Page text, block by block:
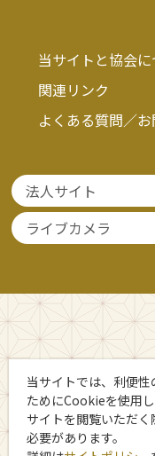
当サイトと協会に
関連リンク
よくある質問／
法人サイト
ライブカメラ
当サイトでは、利便
ためにCookieを使用し
サイトを閲覧いただ
必要があります。